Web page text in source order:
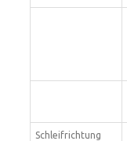
Schleifrichtung